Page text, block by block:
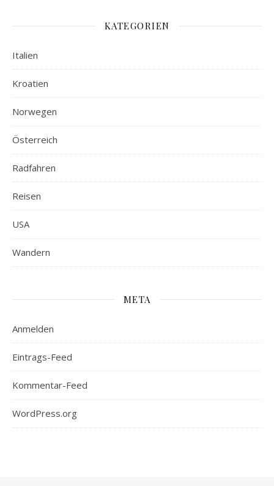
KATEGORIEN
Italien
Kroatien
Norwegen
Österreich
Radfahren
Reisen
USA
Wandern
META
Anmelden
Eintrags-Feed
Kommentar-Feed
WordPress.org